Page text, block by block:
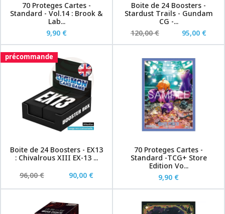
70 Proteges Cartes -
Standard - Vol.14 : Brook &
Lab...
9,90 €
Boite de 24 Boosters -
Stardust Trails - Gundam
CG -...
120,00 €
95,00 €
précommande
Boite de 24 Boosters - EX13
: Chivalrous XIII EX-13 ...
96,00 €
90,00 €
70 Proteges Cartes -
Standard -TCG+ Store
Edition Vo...
9,90 €